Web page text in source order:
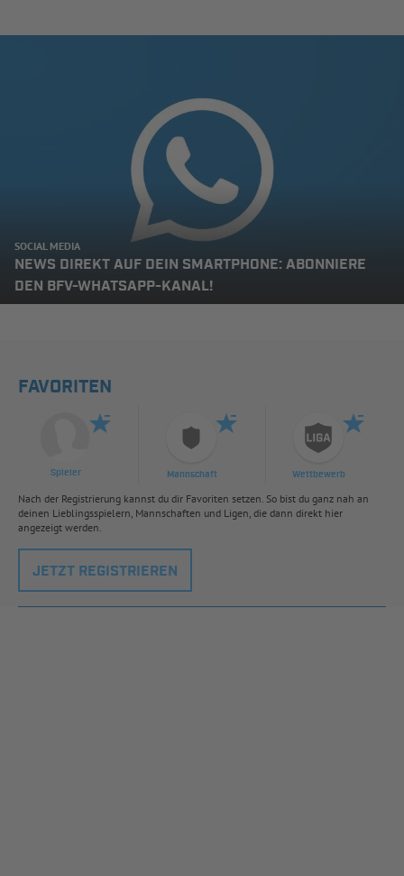
SOCIAL MEDIA
NEWS DIREKT AUF DEIN SMARTPHONE: ABONNIERE
DEN BFV-WHATSAPP-KANAL!
FAVORITEN
Spieler Mannschaft Wettbewerb
Nach der Registrierung kannst du dir Favoriten setzen. So bist du ganz nah an
deinen Lieblingsspielern, Mannschaften und Ligen, die dann direkt hier
angezeigt werden.
JETZT REGISTRIEREN